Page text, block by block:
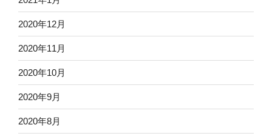
2020年12月
2020年11月
2020年10月
2020年9月
2020年8月